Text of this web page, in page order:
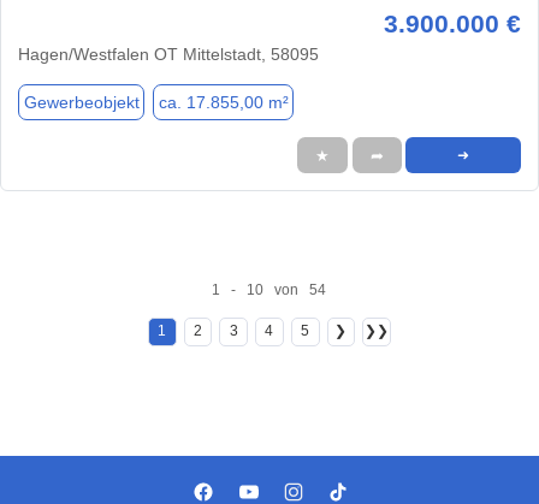
3.900.000 €
Hagen/Westfalen OT Mittelstadt, 58095
Gewerbeobjekt ca. 17.855,00 m²
★ ➦ ➜
1 - 10 von 54
1 2 3 4 5 ❯ ❯❯